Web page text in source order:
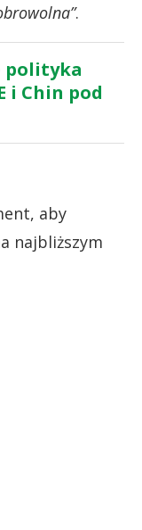
.
polityka
i Chin pod
aby
najbliższym